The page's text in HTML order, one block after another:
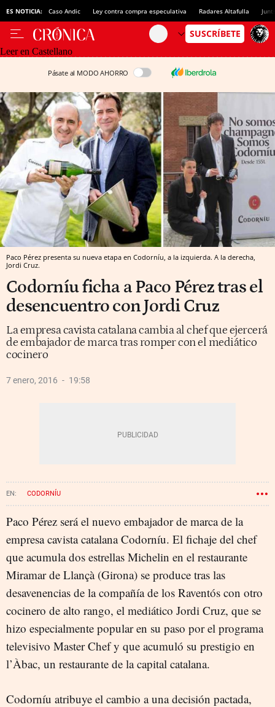
ES NOTICIA: Caso Andic Ley contra compra especulativa Radares Altafulla
Leer en Castellano
Pásate al MODO AHORRO
Paco Pérez presenta su nueva etapa en Codorníu, a la izquierda. A la derecha,
Jordi Cruz.
Codorníu ficha a Paco Pérez tras el
desencuentro con Jordi Cruz
La empresa cavista catalana cambia al chef que ejercerá
de embajador de marca tras romper con el mediático
cocinero
7 enero, 2016 19:58
CODORNÍU
Paco Pérez será el nuevo embajador de marca de la
empresa cavista catalana Codorníu. El fichaje del chef
que acumula dos estrellas Michelin en el restaurante
Miramar de Llançà (Girona) se produce tras las
desavenencias de la compañía de los Raventós con otro
cocinero de alto rango, el mediático Jordi Cruz, que se
hizo especialmente popular en su paso por el programa
televisivo Master Chef y que acumuló su prestigio en
l’Àbac, un restaurante de la capital catalana.
Codorníu atribuye el cambio a una decisión pactada,